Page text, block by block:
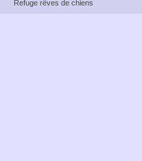
Refuge rêves de chiens